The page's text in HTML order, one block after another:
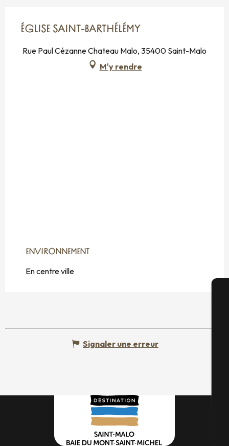
ÉGLISE SAINT-BARTHÉLÉMY
Rue Paul Cézanne Chateau Malo, 35400 Saint-Malo
M'y rendre
ENVIRONNEMENT
ENVIRONNEMENT
En centre ville
Signaler une erreur